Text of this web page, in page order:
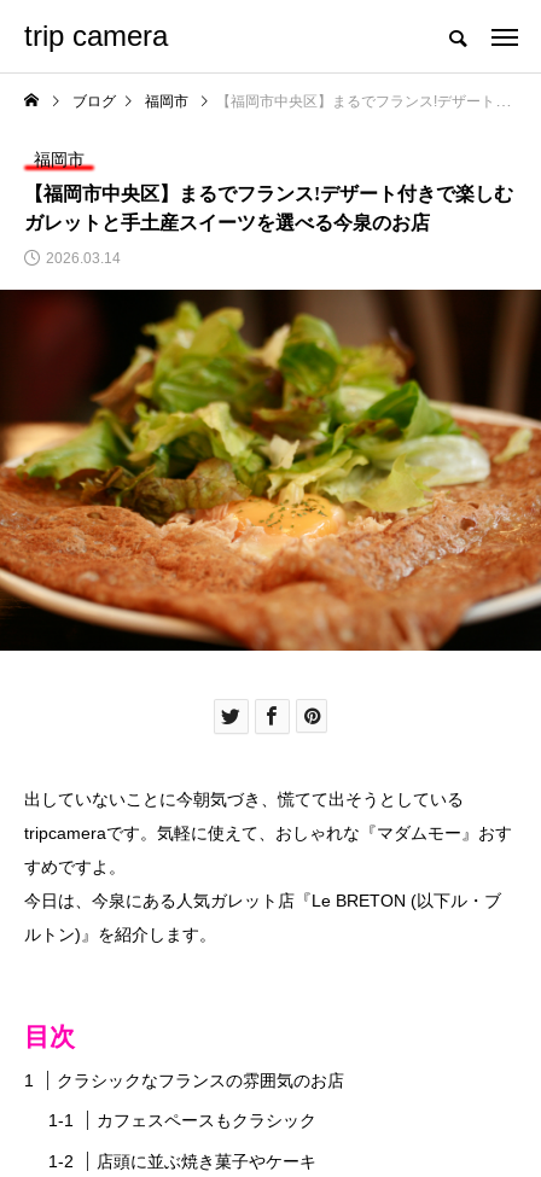
trip camera
ブログ 福岡市 【福岡市中央区】まるでフランス!デザート付きで楽しむガレットと手土産スイーツを選べる今泉のお店
福岡市
【福岡市中央区】まるでフランス!デザート付きで楽しむ
ガレットと手土産スイーツを選べる今泉のお店
2026.03.14
出していないことに今朝気づき、慌てて出そうとしている
tripcameraです。気軽に使えて、おしゃれな『マダムモー』おす
すめですよ。
今日は、今泉にある人気ガレット店『Le BRETON (以下ル・ブ
ルトン)』を紹介します。
目次
クラシックなフランスの雰囲気のお店
カフェスペースもクラシック
店頭に並ぶ焼き菓子やケーキ